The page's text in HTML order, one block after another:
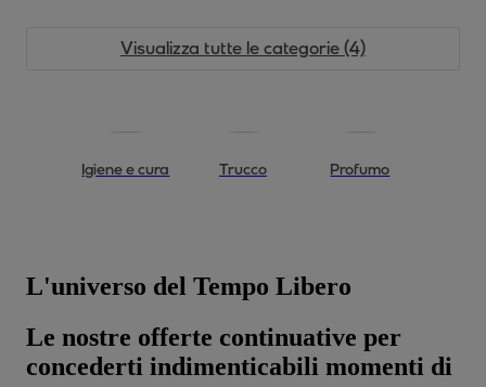
Visualizza tutte le categorie (4)
Igiene e cura Trucco Profumo
L'universo del Tempo Libero
Le nostre offerte continuative per
concederti indimenticabili momenti di